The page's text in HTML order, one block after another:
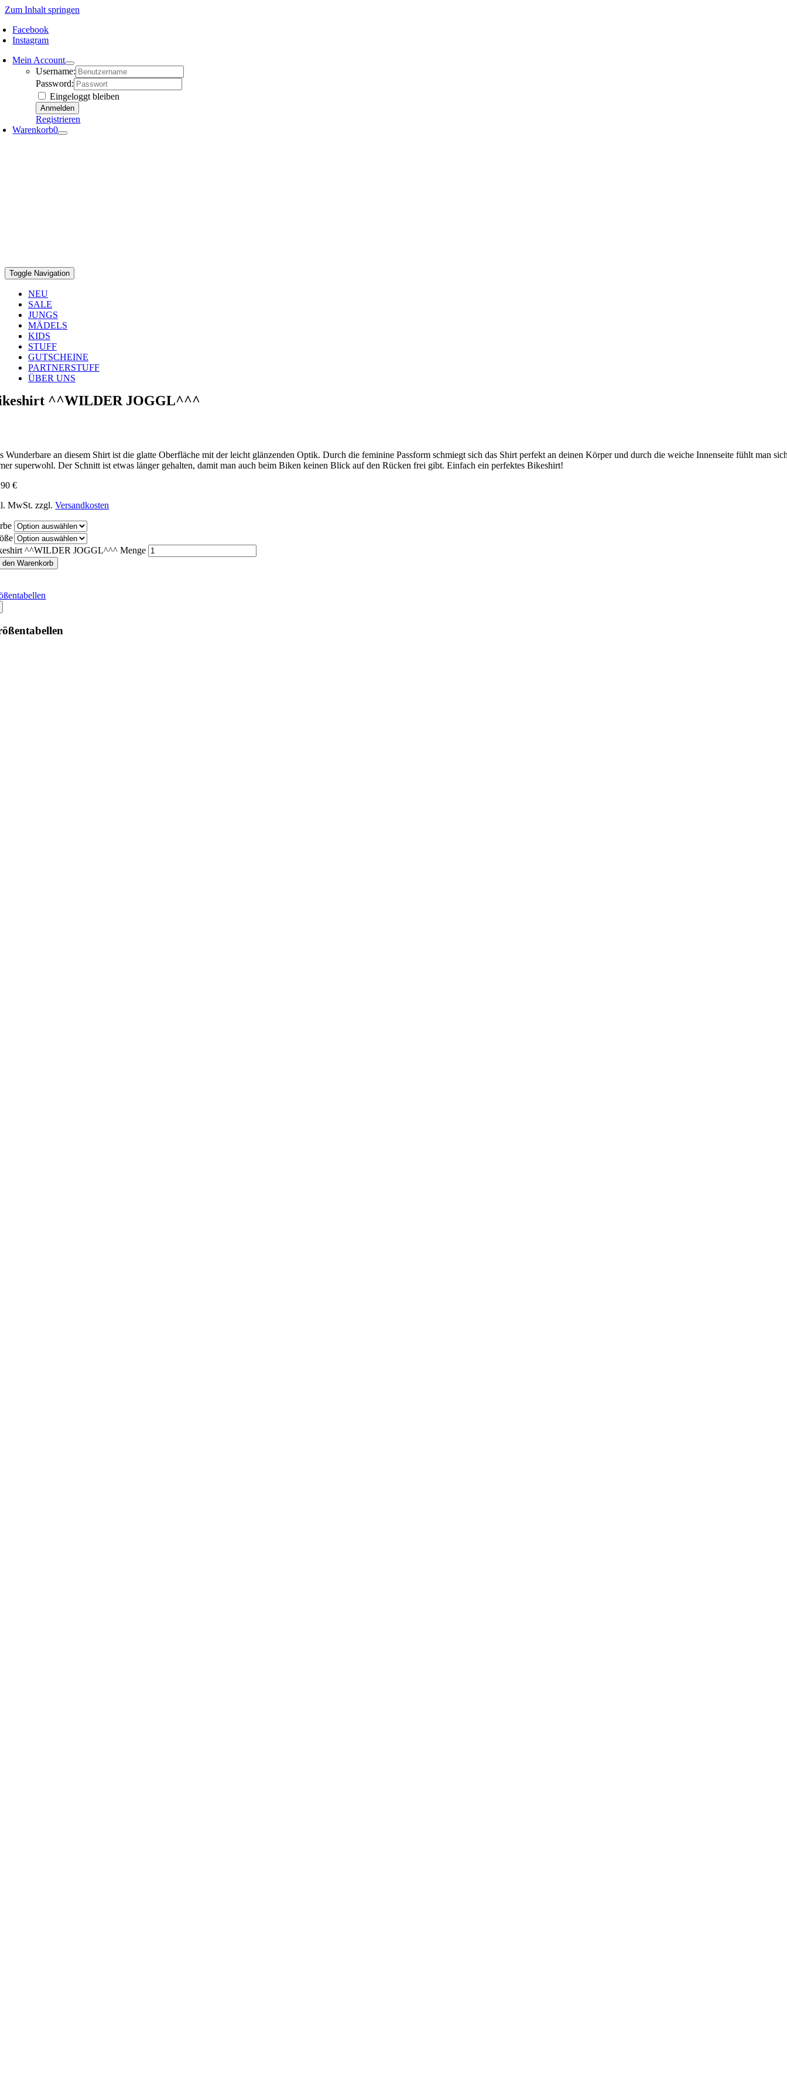
Zum Inhalt springen
Facebook
Instagram
Mein Account
Username:
Password:
Eingeloggt bleiben
Registrieren
Warenkorb0
Toggle Navigation
NEU
SALE
JUNGS
MÄDELS
KIDS
STUFF
GUTSCHEINE
PARTNERSTUFF
ÜBER UNS
^^WILDER JOGGL^^^
Wunderbare an diesem Shirt ist die glatte Oberfläche mit der leicht glänzenden Optik. Durch die feminine Passform schmiegt sich das Shirt perfekt an deinen Körper und durch die weiche Innenseite fühlt man
superwohl. Der Schnitt ist etwas länger gehalten, damit man auch beim Biken keinen Blick auf den Rücken frei gibt. Einfach ein perfektes Bikeshirt!
€
MwSt. zzgl.Versandkosten
^^WILDER JOGGL^^^ Menge
den Warenkorb